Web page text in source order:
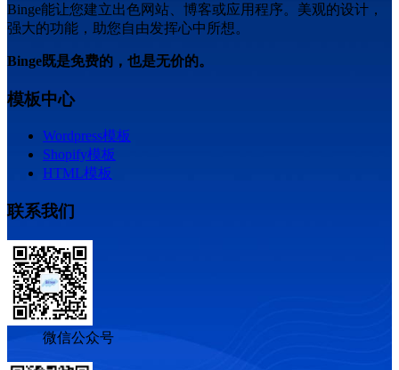
Binge能让您建立出色网站、博客或应用程序。美观的设计，
强大的功能，助您自由发挥心中所想。
Binge既是免费的，也是无价的。
模板中心
Wordpress模板
Shopify模板
HTML模板
联系我们
微信公众号